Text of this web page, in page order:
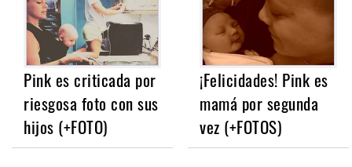
Pink es criticada por
riesgosa foto con sus
hijos (+FOTO)
¡Felicidades! Pink es
mamá por segunda
vez (+FOTOS)